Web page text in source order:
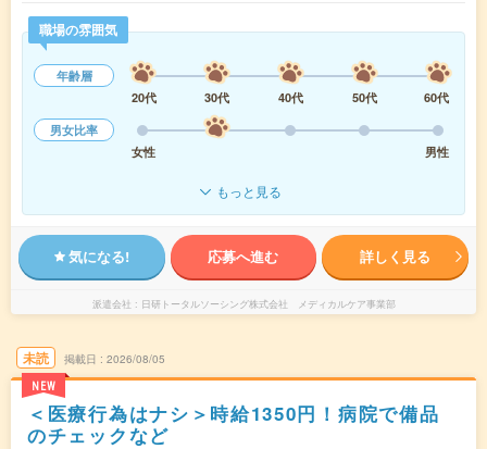
職場の雰囲気
年齢層
20代
30代 40代 50代
60代
男女比率
女性
男性
もっと見る
気になる! 応募へ進む 詳しく見る
派遣会社 日研トータルソーシング株式会社 メディカルケア事業部
未読
NEW
掲載日 2026/08/05
＜医療行為はナシ＞時給1350円！病院で備品
のチェックなど